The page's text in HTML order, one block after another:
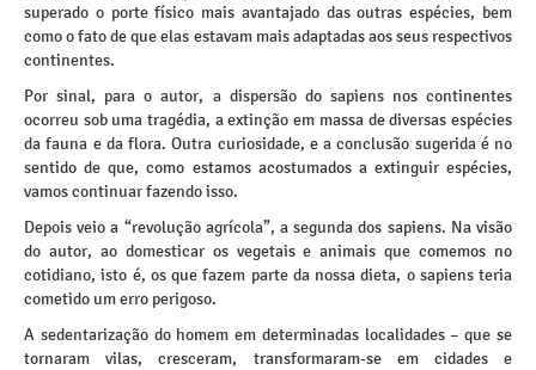
superado o porte físico mais avantajado das outras espécies, bem
como o fato de que elas estavam mais adaptadas aos seus respectivos
continentes.
Por sinal, para o autor, a dispersão do sapiens nos continentes
ocorreu sob uma tragédia, a extinção em massa de diversas espécies
da fauna e da flora. Outra curiosidade, e a conclusão sugerida é no
sentido de que, como estamos acostumados a extinguir espécies,
vamos continuar fazendo isso.
Depois veio a “revolução agrícola”, a segunda dos sapiens. Na visão
do autor, ao domesticar os vegetais e animais que comemos no
cotidiano, isto é, os que fazem parte da nossa dieta, o sapiens teria
cometido um erro perigoso.
A sedentarização do homem em determinadas localidades – que se
tornaram vilas, cresceram, transformaram-se em cidades e